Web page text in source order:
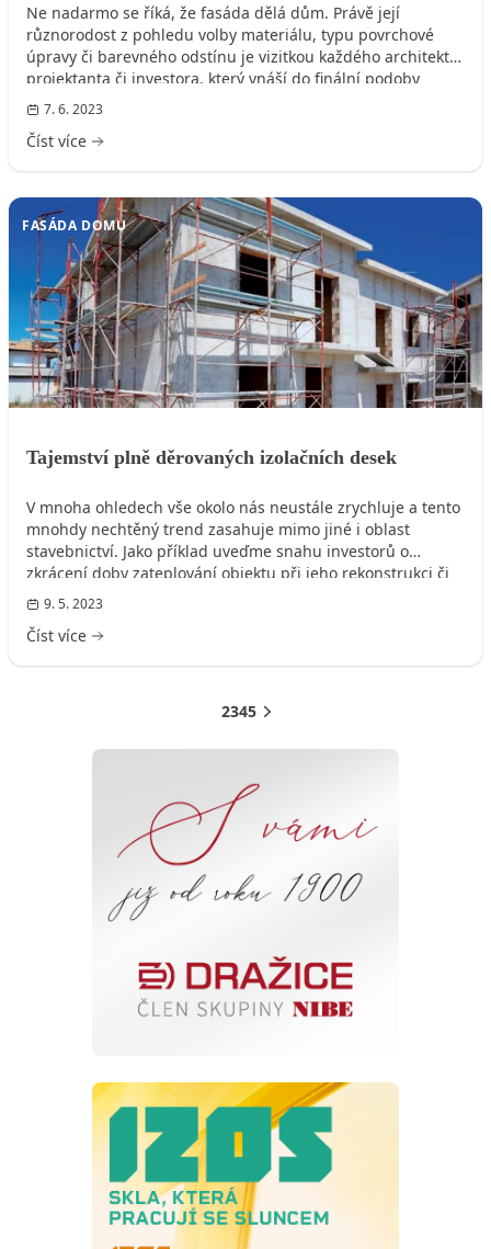
Ne nadarmo se říká, že fasáda dělá dům. Právě její
různorodost z pohledu volby materiálu, typu povrchové
úpravy či barevného odstínu je vizitkou každého architekta,
projektanta či investora, který vnáší do finální podoby
rodinného či bytového domu svůj individuální pohled a
představy.
7. 6. 2023
Číst více
FASÁDA DOMU
Tajemství plně děrovaných izolačních desek
V mnoha ohledech vše okolo nás neustále zrychluje a tento
mnohdy nechtěný trend zasahuje mimo jiné i oblast
stavebnictví. Jako příklad uveďme snahu investorů o
zkrácení doby zateplování objektu při jeho rekonstrukci či
výstavbě, která byla často řízena striktními a dlouhými
technologickými přestávkami nutnými pro celkové vysušení
zdiva. Zateplovací systém Baumit open však tato pravidla
9. 5. 2023
Číst více
2345Další